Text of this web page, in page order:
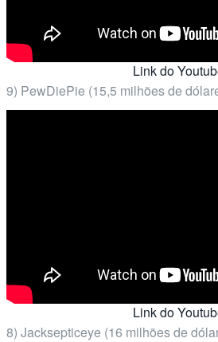
Link do
9) PewDiePie (15,5 milhões de
Link do
8) Jacksepticeye (16 milhões de